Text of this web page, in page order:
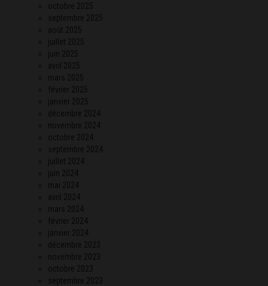
octobre 2025
septembre 2025
août 2025
juillet 2025
juin 2025
avril 2025
mars 2025
février 2025
janvier 2025
décembre 2024
novembre 2024
octobre 2024
septembre 2024
juillet 2024
juin 2024
mai 2024
avril 2024
mars 2024
février 2024
janvier 2024
décembre 2023
novembre 2023
octobre 2023
septembre 2023